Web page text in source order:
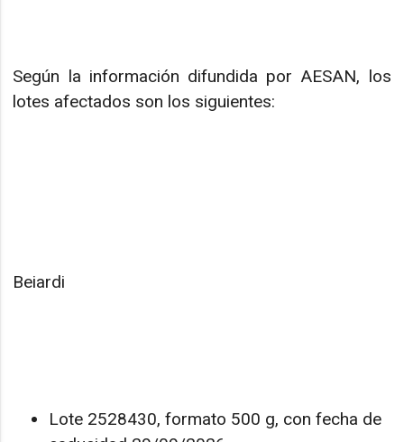
Según la información difundida por AESAN, los
lotes afectados son los siguientes:
Beiardi
Lote 2528430, formato 500 g, con fecha de